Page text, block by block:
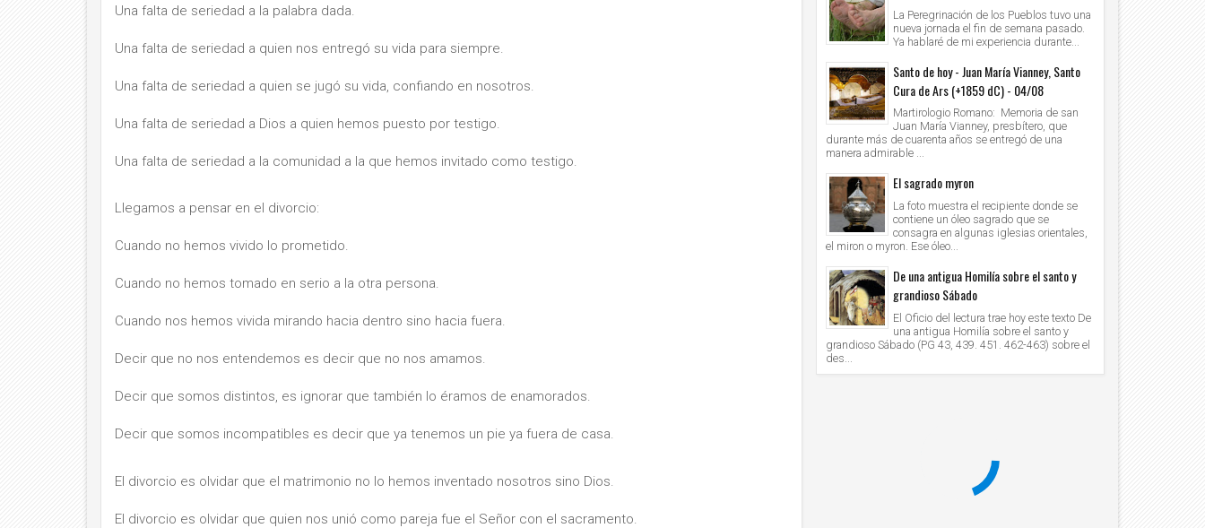
Una falta de seriedad a la palabra dada.
Una falta de seriedad a quien nos entregó su vida para siempre.
Una falta de seriedad a quien se jugó su vida, confiando en nosotros.
Una falta de seriedad a Dios a quien hemos puesto por testigo.
Una falta de seriedad a la comunidad a la que hemos invitado como testigo.
Llegamos a pensar en el divorcio:
Cuando no hemos vivido lo prometido.
Cuando no hemos tomado en serio a la otra persona.
Cuando nos hemos vivida mirando hacia dentro sino hacia fuera.
Decir que no nos entendemos es decir que no nos amamos.
Decir que somos distintos, es ignorar que también lo éramos de enamorados.
Decir que somos incompatibles es decir que ya tenemos un pie ya fuera de casa.
El divorcio es olvidar que el matrimonio no lo hemos inventado nosotros sino Dios.
El divorcio es olvidar que quien nos unió como pareja fue el Señor con el sacramento.
La Peregrinación de los Pueblos tuvo una
nueva jornada el fin de semana pasado.
Ya hablaré de mi experiencia durante...
Santo de hoy - Juan María Vianney, Santo
Cura de Ars (+1859 dC) - 04/08
Martirologio Romano: Memoria de san
Juan María Vianney, presbítero, que
durante más de cuarenta años se entregó de una
manera admirable ...
El sagrado myron
La foto muestra el recipiente donde se
contiene un óleo sagrado que se
consagra en algunas iglesias orientales,
el miron o myron. Ese óleo...
De una antigua Homilía sobre el santo y
grandioso Sábado
El Oficio del lectura trae hoy este texto De
una antigua Homilía sobre el santo y
grandioso Sábado (PG 43, 439. 451. 462-463) sobre el
des...